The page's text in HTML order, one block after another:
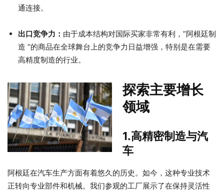
通连接。
出口竞争力： 由于成本结构对国际买家非常有利，”阿根廷制
造 “的商品在全球舞台上的竞争力日益增强，特别是在需要
高精度制造的行业。
探索主要增长
领域
1.高精密制造与汽
车
阿根廷在汽车生产方面有着悠久的历史。如今，这种专业技术
正转向专业部件和机械。我们参观的工厂展示了在保持灵活性